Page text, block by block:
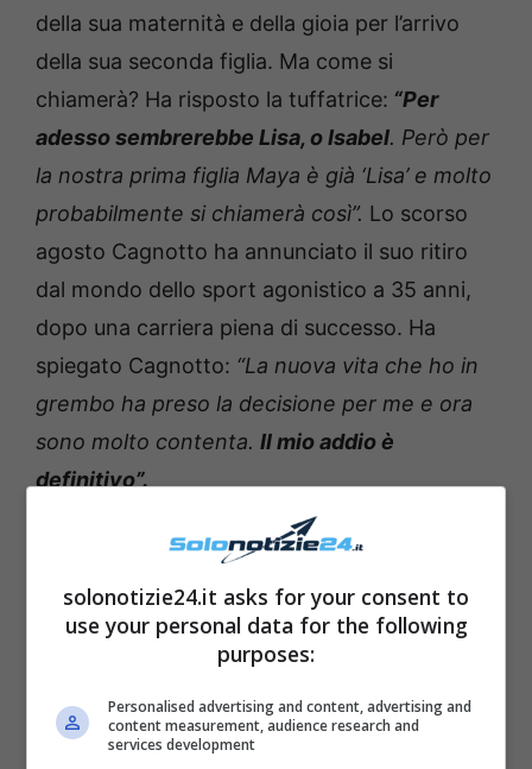
della sua maternità e della gioia per l’arrivo
della sua seconda figlia. Ma come si
chiamerà? Ha risposto la tuffatrice: “Per
adesso sembrerebbe Lisa, o Isabel. Però per
la nostra prima figlia Maya è già ‘Lisa’ e molto
probabilmente si chiamerà così”. Lo scorso
agosto Cagnotto ha annunciato il suo ritiro
dal mondo dello sport agonistico a 35 anni,
dopo una carriera piena di successo. Ha
spiegato Cagnotto: “La nuova vita che ho in
grembo ha preso la decisione per me e ora
sono molto contenta. Il mio addio è
definitivo”.
Leggi anche —->Manuela Arcuri, avete mai
visto la mamma?Due gocce d’acqua
solonotizie24.it asks for your consent to
use your personal data for the following
purposes:
Personalised advertising and content, advertising and
content measurement, audience research and
services development